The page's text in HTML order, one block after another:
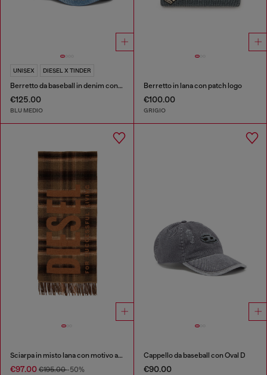
UNISEX DIESEL X TINDER
Berretto da baseball in denim con logo For Successful Loving
€125.00
BLU MEDIO
Berretto in lana con patch logo
€100.00
GRIGIO
Sciarpa in misto lana con motivo a quadri
€97.00 €195.00-50%
Cappello da baseball con Oval D
€90.00